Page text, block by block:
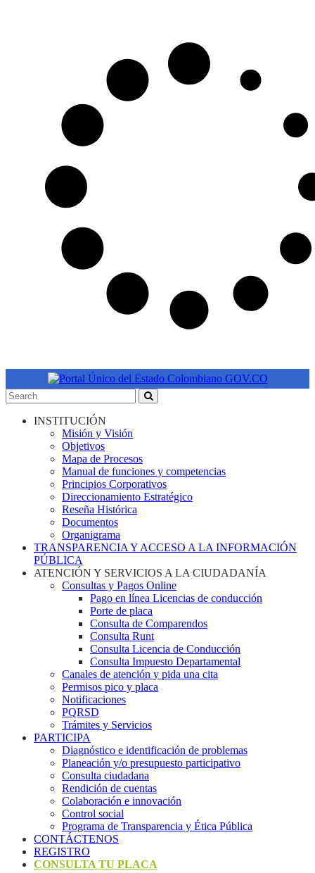
INSTITUCIÓN
Misión y Visión
Objetivos
Mapa de Procesos
Manual de funciones y competencias
Principios Corporativos
Direccionamiento Estratégico
Reseña Histórica
Documentos
Organigrama
TRANSPARENCIA Y ACCESO A LA INFORMACIÓN
PÚBLICA
ATENCIÓN Y SERVICIOS A LA CIUDADANÍA
Consultas y Pagos Online
Pago en línea Licencias de conducción
Porte de placa
Consulta de Comparendos
Consulta Runt
Consulta Licencia de Conducción
Consulta Impuesto Departamental
Canales de atención y pida una cita
Permisos pico y placa
Notificaciones
PQRSD
Trámites y Servicios
PARTICIPA
Diagnóstico e identificación de problemas
Planeación y/o presupuesto participativo​
Consulta ciudadana
Rendición de cuentas
Colaboración e innovación
Control social
Programa de Transparencia y Ética Pública
CONTÁCTENOS
REGISTRO
CONSULTA TU PLACA